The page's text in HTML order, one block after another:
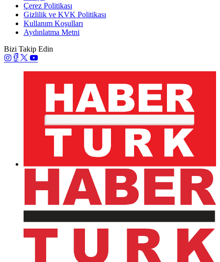
Korkmaz Karaca taburcu oluyor!
Cumhurbaşkanlığı Ekonomi Politikaları Kurulu üyesi
sonrası 31 Mart Perşembe günü taburcu olacak.
Aşıklar'ın bebek sevinci
İş insanı Murat Aşık ve eşi Gökçen Paprika Aşık'ın
ikizleri Boğaç ve Bella dünyaya gözlerini açtı.
koronavirüse yakalandı.
Boyner Ailesi'nin acı günü!
Ayten Boyner dün hayata gözlerini yumdu.